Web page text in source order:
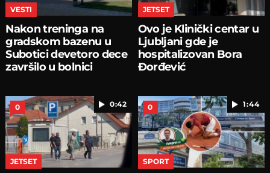
VESTI
Nakon treninga na
gradskom bazenu u
Subotici devetoro dece
završilo u bolnici
JETSET
Ovo je Klinički centar u
Ljubljani gde je
hospitalizovan Bora
Đorđević
0:42
0
JETSET
1:44
0
SPORT